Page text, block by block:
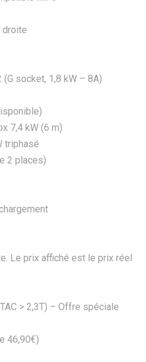
droite
socket, 1,8 kW – 8A)
7,4 kW (6 m)
triphasé
2 places)
Le prix affiché est le prix réel
> 2,3T) – Offre spéciale
46,90€)